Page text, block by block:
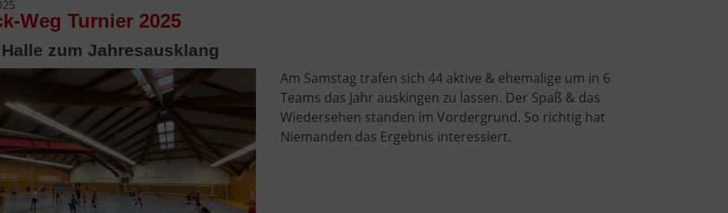
Weg Turnier 2025
zum Jahresausklang
Am Samstag trafen sich 44 aktive & ehemalige um in 6
Teams das Jahr auskingen zu lassen. Der Spaß & das
Wiedersehen standen im Vordergrund. So richtig hat
Niemanden das Ergebnis interessiert.